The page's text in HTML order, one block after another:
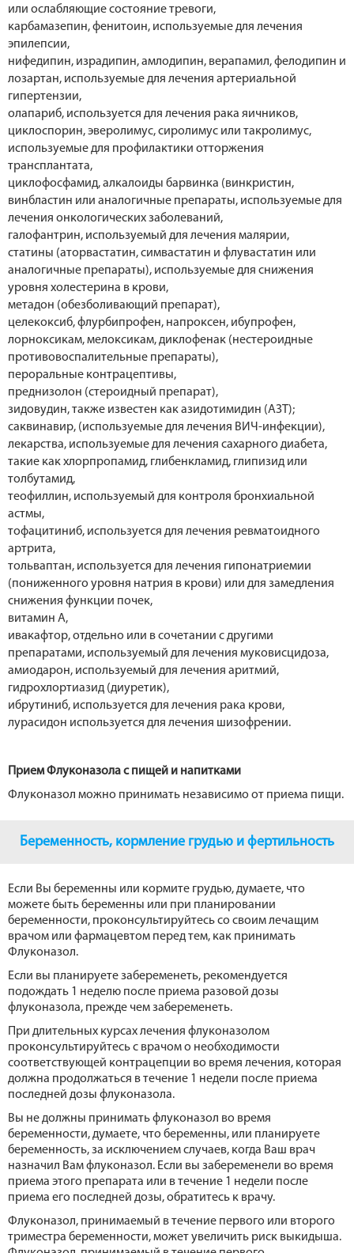
или ослабляющие состояние тревоги,
карбамазепин, фенитоин, используемые для лечения
эпилепсии,
нифедипин, израдипин, амлодипин, верапамил, фелодипин и
лозартан, используемые для лечения артериальной
гипертензии,
олапариб, используется для лечения рака яичников,
циклоспорин, эверолимус, сиролимус или такролимус,
используемые для профилактики отторжения
трансплантата,
циклофосфамид, алкалоиды барвинка (винкристин,
винбластин или аналогичные препараты, используемые для
лечения онкологических заболеваний,
галофантрин, используемый для лечения малярии,
статины (аторвастатин, симвастатин и флувастатин или
аналогичные препараты), используемые для снижения
уровня холестерина в крови,
метадон (обезболивающий препарат),
целекоксиб, флурбипрофен, напроксен, ибупрофен,
лорноксикам, мелоксикам, диклофенак (нестероидные
противовоспалительные препараты),
пероральные контрацептивы,
преднизолон (стероидный препарат),
зидовудин, также известен как азидотимидин (АЗТ);
саквинавир, (используемые для лечения ВИЧ-инфекции),
лекарства, используемые для лечения сахарного диабета,
такие как хлорпропамид, глибенкламид, глипизид или
толбутамид,
теофиллин, используемый для контроля бронхиальной
астмы,
тофацитиниб, используется для лечения ревматоидного
артрита,
тольваптан, используется для лечения гипонатриемии
(пониженного уровня натрия в крови) или для замедления
снижения функции почек,
витамин А,
ивакафтор, отдельно или в сочетании с другими
препаратами, используемый для лечения муковисцидоза,
амиодарон, используемый для лечения аритмий,
гидрохлортиазид (диуретик),
ибрутиниб, используется для лечения рака крови,
лурасидон используется для лечения шизофрении.
Прием Флуконазола с пищей и напитками
Флуконазол можно принимать независимо от приема пищи.
Беременность, кормление грудью и фертильность
Если Вы беременны или кормите грудью, думаете, что
можете быть беременны или при планировании
беременности, проконсультируйтесь со своим лечащим
врачом или фармацевтом перед тем, как принимать
Флуконазол.
Если вы планируете забеременеть, рекомендуется
подождать 1 неделю после приема разовой дозы
флуконазола, прежде чем забеременеть.
При длительных курсах лечения флуконазолом
проконсультируйтесь с врачом о необходимости
соответствующей контрацепции во время лечения, которая
должна продолжаться в течение 1 недели после приема
последней дозы флуконазола.
Вы не должны принимать флуконазол во время
беременности, думаете, что беременны, или планируете
беременность, за исключением случаев, когда Ваш врач
назначил Вам флуконазол. Если вы забеременели во время
приема этого препарата или в течение 1 недели после
приема его последней дозы, обратитесь к врачу.
Флуконазол, принимаемый в течение первого или второго
триместра беременности, может увеличить риск выкидыша.